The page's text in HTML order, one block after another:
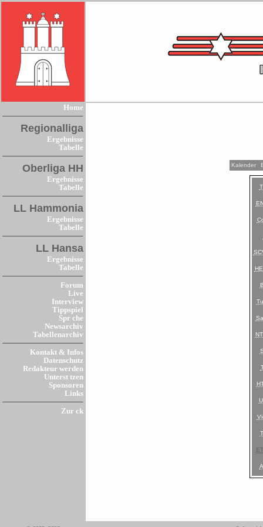
Home
Regionalliga
Ergebnisse
Tabelle
Oberliga HH
Ergebnisse
Tabelle
LL Hammonia
Ergebnisse
Tabelle
LL Hansa
Ergebnisse
Tabelle
Forum
Live
Interview
Tippspiel
Spr che
Newsarchiv
Tabellenarchiv
Kontakt & Infos
Datenschutz
Redakteur werden
Unterst tzen
Sponsoren
Links
Zur ck
Kalender